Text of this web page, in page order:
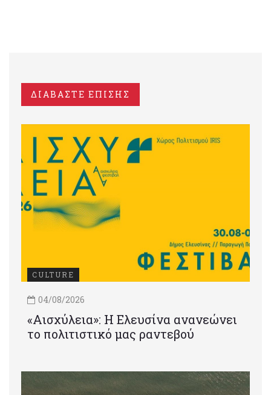
ΔΙΑΒΑΣΤΕ ΕΠΙΣΗΣ
CULTURE
04/08/2026
«Αισχύλεια»: Η Ελευσίνα ανανεώνει
το πολιτιστικό μας ραντεβού